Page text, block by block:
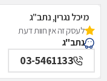
מיכל נגרין, נתב"ג
לעסק זה אין חוות דעת
נתב"ג
03-5461133